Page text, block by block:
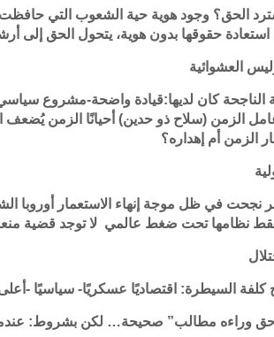
الحق؟ وجود هوية حية الشعوب التي حافظت
استعادة حقوقها بدون هوية، يتحول الحق إلى
العشوائية
الناجحة كان لديها:قيادة واضحة-مشروع
الزمن (سلاح ذو حدين) أحيانًا الزمن يُضعف
الزمن أم إهداره؟
نجحت في ظل موجة إنهاء الاستعمار
سقط نظامها تحت ضغط عالمي لا توجد قضية
السيطرة: اقتصاديًا عسكريًا- سياسيًا -
حق وراءه مطالب” صحيحة… لكن بشروط: